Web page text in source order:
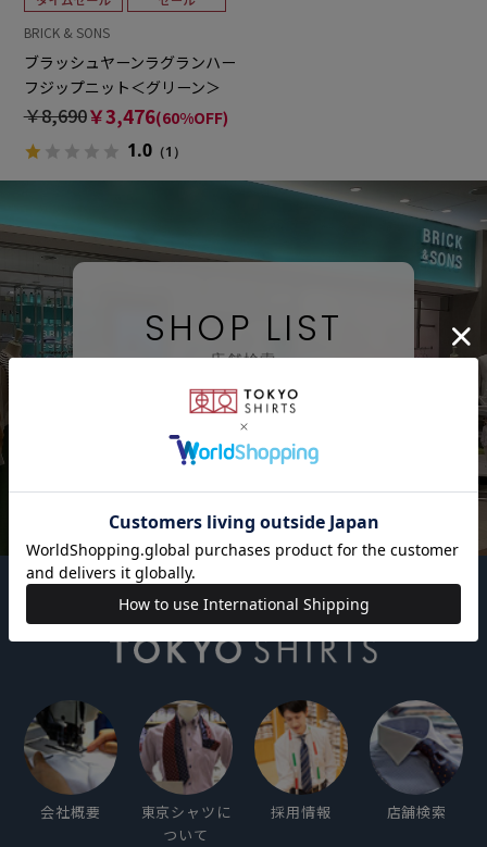
BRICK & SONS
ブラッシュヤーンラグランハー
フジップニット＜グリーン＞
￥8,690￥3,476(60%OFF)
1.0（1）
SHOP LIST
店舗検索
検索する
会社概要
東京シャツに
ついて
採用情報 店舗検索